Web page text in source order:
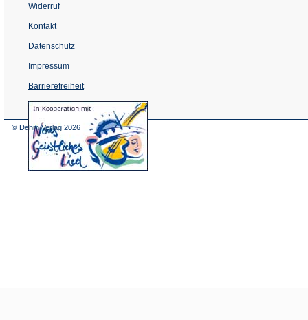
Widerruf
Kontakt
Datenschutz
Impressum
Barrierefreiheit
(Öffnet
in
© Dehm Verlag 2026